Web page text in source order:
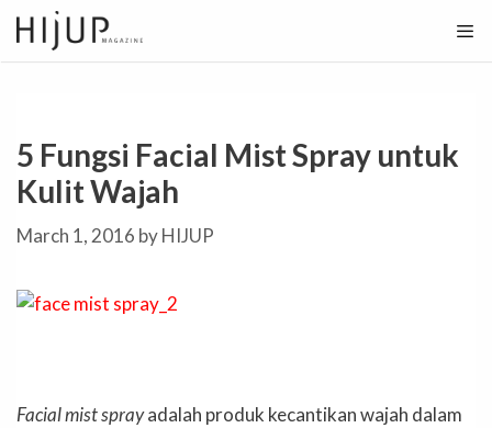
Skip
to
content
5 Fungsi Facial Mist Spray untuk
Kulit Wajah
March 1, 2016 byHIJUP
Facial mist sprayadalah produk kecantikan wajah dalam